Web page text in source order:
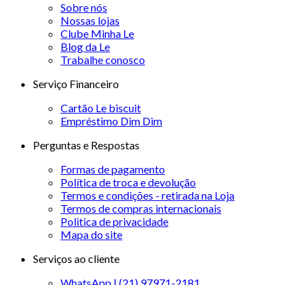
Sobre nós
Nossas lojas
Clube Minha Le
Blog da Le
Trabalhe conosco
Serviço Financeiro
Cartão Le biscuit
Empréstimo Dim Dim
Perguntas e Respostas
Formas de pagamento
Política de troca e devolução
Termos e condições - retirada na Loja
Termos de compras internacionais
Politica de privacidade
Mapa do site
Serviços ao cliente